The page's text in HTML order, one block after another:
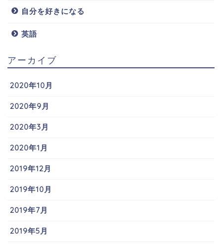
自分を好きになる
英語
アーカイブ
2020年10月
2020年9月
2020年3月
2020年1月
2019年12月
2019年10月
2019年7月
2019年5月